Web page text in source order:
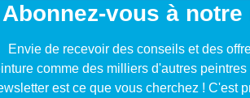
Abonnez-vous à
Envie de recevoir des conseils et des
comme des milliers d'autres
est ce que vous cherchez ! C'est